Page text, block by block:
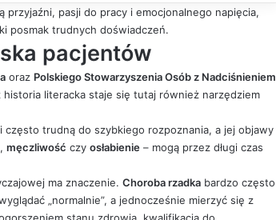
przyjaźni, pasji do pracy i emocjonalnego napięcia,
posmak trudnych doświadczeń.
pacjentów
oraz Polskiego Stowarzyszenia Osób z Nadciśnieniem
literacka staje się tutaj również narzędziem
często trudną do szybkiego rozpoznania, a jej objawy
, męczliwość czy osłabienie – mogą przez długi czas
ma znaczenie. Choroba rzadka bardzo często
„normalnie”, a jednocześnie mierzyć się z